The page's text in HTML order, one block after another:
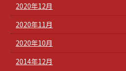
2020年12月
2020年11月
2020年10月
2014年12月